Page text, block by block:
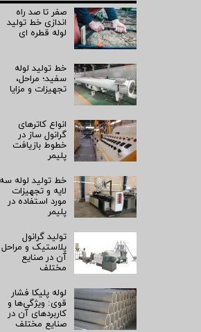
صفر تا صد راه‌
اندازی خط تولید
لوله قطره ای
خط تولید لوله
سفید؛ مراحل،
تجهیزات و مزایا
انواع کاترهای
گرانول ساز در
خطوط بازیافت
پلیمر
خط تولید لوله سه
لایه و تجهیزات
مورد استفاده در
پلیمر
تولید گرانول
پلاستیک و مراحل
آن در صنایع
مختلف
لوله پلیکا فشار
قوی: ویژگی‌ها و
کاربردهای آن در
صنایع مختلف